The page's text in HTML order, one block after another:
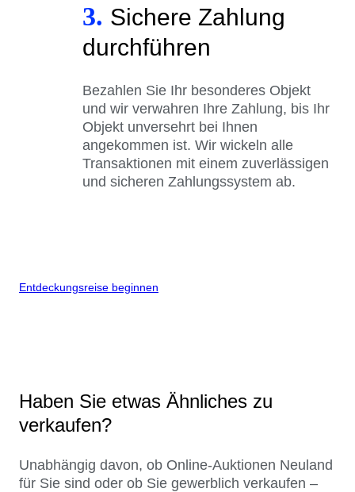
3. Sichere Zahlung
durchführen
Bezahlen Sie Ihr besonderes Objekt
und wir verwahren Ihre Zahlung, bis Ihr
Objekt unversehrt bei Ihnen
angekommen ist. Wir wickeln alle
Transaktionen mit einem zuverlässigen
und sicheren Zahlungssystem ab.
Entdeckungsreise beginnen
Haben Sie etwas Ähnliches zu
verkaufen?
Unabhängig davon, ob Online-Auktionen Neuland
für Sie sind oder ob Sie gewerblich verkaufen –